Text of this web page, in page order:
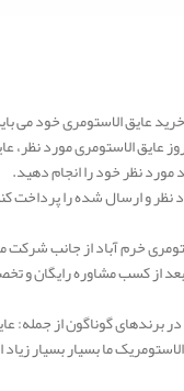
عایق الاستومری خود می
عایق الاستومری مورد نظر،
مورد نظر خود را انجام دهید.
و ارسال شده را پرداخت
خرم آباد از جانب شرکت
کسب مشاوره رایگان و
برندهای گوناگون از جمله:
ما بسیار بسیار زیاد